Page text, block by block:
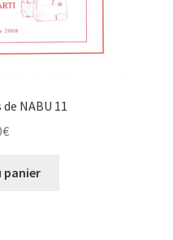
NABU 11
€
panier